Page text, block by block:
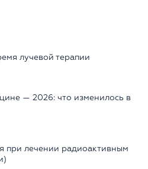
лучевой терапии
— 2026: что изменилось в
при лечении радиоактивным